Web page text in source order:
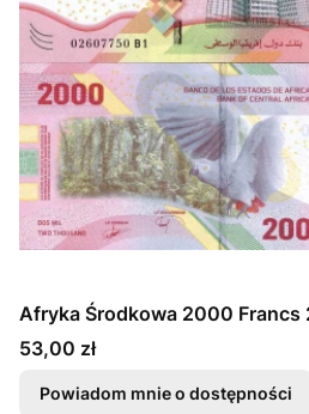
Afryka Środkowa 2000 Francs
Cena
53,00 zł
Powiadom mnie o dostępności